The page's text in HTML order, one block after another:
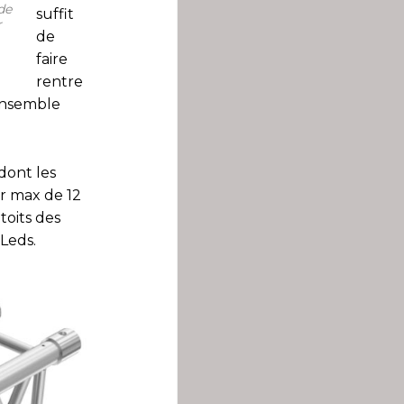
suffit
de
faire
rentre
les
de 12
des